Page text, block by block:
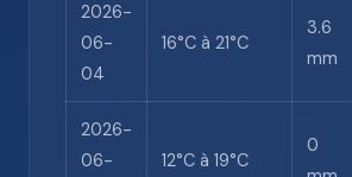
2026-
06-
04
16°C à 21°C
3.6
mm
2026-
06-
12°C à 19°C
0